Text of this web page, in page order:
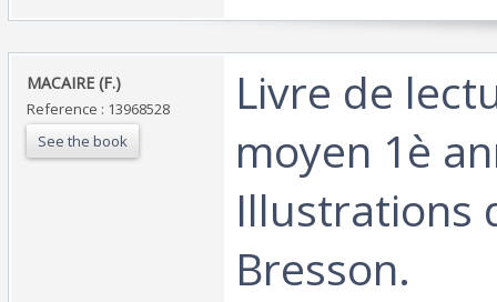
‎MACAIRE (F.)‎
Reference : 13968528
See the book
‎Livre de
moyen 1è
Illustrations
Bresson.‎